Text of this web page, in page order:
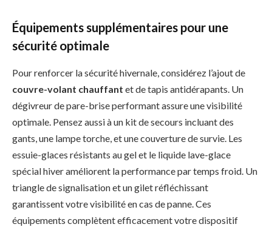
Équipements supplémentaires pour une
sécurité optimale
Pour renforcer la sécurité hivernale, considérez l’ajout de
couvre-volant chauffant et de tapis antidérapants. Un
dégivreur de pare-brise performant assure une visibilité
optimale. Pensez aussi à un kit de secours incluant des
gants, une lampe torche, et une couverture de survie. Les
essuie-glaces résistants au gel et le liquide lave-glace
spécial hiver améliorent la performance par temps froid. Un
triangle de signalisation et un gilet réfléchissant
garantissent votre visibilité en cas de panne. Ces
équipements complètent efficacement votre dispositif